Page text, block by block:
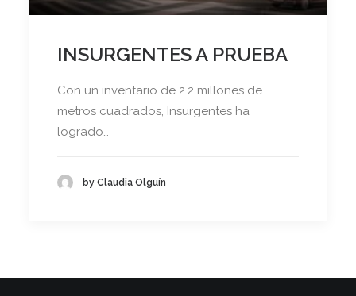
INSURGENTES A PRUEBA
Con un inventario de 2.2 millones de
metros cuadrados, Insurgentes ha
logrado…
by Claudia Olguín